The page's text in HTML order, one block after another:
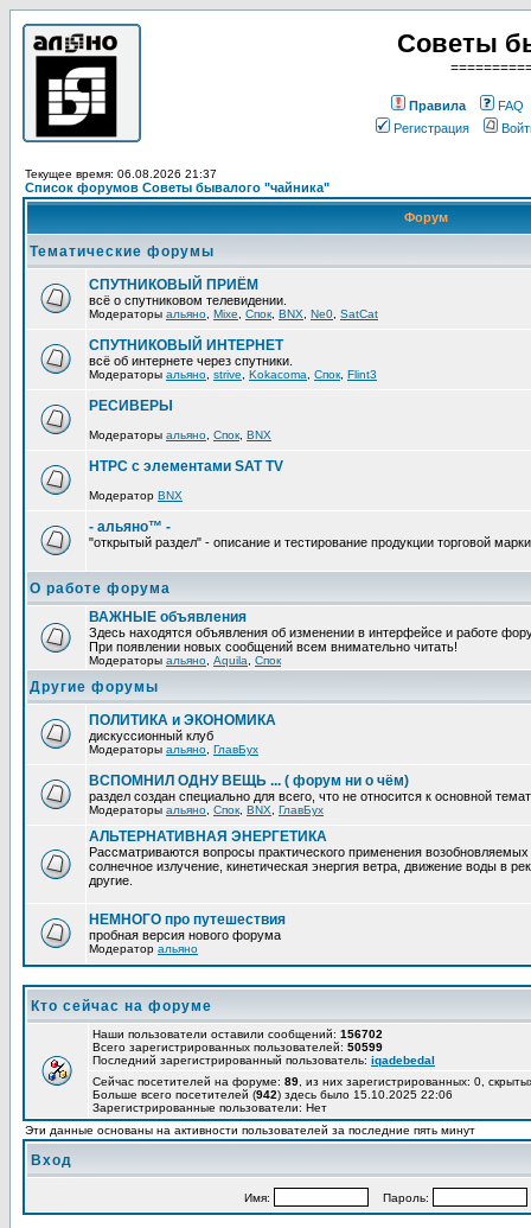
Советы
Правила
FAQ
Регистрация
Текущее время: 06.08.2026 21:37
Список форумов Советы бывалого "чайника"
Форум
Тематические форумы
СПУТНИКОВЫЙ ПРИЁМ
всё о спутниковом телевидении.
Модераторы альяно Mixe Спок BNX Ne0 SatCat
СПУТНИКОВЫЙ ИНТЕРНЕТ
всё об интернете через спутники.
Модераторы альяно strive Kokacoma Спок Flint3
РЕСИВЕРЫ
Модераторы альяно Спок BNX
HTPC с элементами SAT TV
Модератор BNX
- альяно™ -
"открытый раздел" - описание и тестирование продукции торговой
О работе форума
ВАЖНЫЕ объявления
Здесь находятся объявления об изменении в интерфейсе и работе
При появлении новых сообщений всем внимательно читать!
Модераторы альяно Aquila Спок
Другие форумы
ПОЛИТИКА и ЭКОНОМИКА
дискуссионный клуб
Модераторы альяно ГлавБух
ВСПОМНИЛ ОДНУ ВЕЩЬ ... ( форум ни о чём)
раздел создан специально для всего, что не относится к основной
Модераторы альяно Спок BNX ГлавБух
АЛЬТЕРНАТИВНАЯ ЭНЕРГЕТИКА
Рассматриваются вопросы практического применения
солнечное излучение, кинетическая энергия ветра, движение воды в
другие.
НЕМНОГО про путешествия
пробная версия нового форума
Модератор альяно
Кто сейчас на форуме
Наши пользователи оставили сообщений: 156702
Всего зарегистрированных пользователей: 50599
Последний зарегистрированный пользователь: iqadebedal
Сейчас посетителей на форуме: 89 , из них зарегистрированных: 0,
Больше всего посетителей (942) здесь было 15.10.2025 22:06
Зарегистрированные пользователи: Нет
Эти данные основаны на активности пользователей за последние пять минут
Вход
Имя: Пароль: